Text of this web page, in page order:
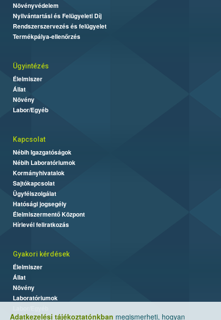
Adatkezelési tájékoztatónkban megismerheti, hogyan
Növényvédelem
Nyilvántartási és Felügyeleti Díj
Rendszerszervezés és felügyelet
Termékpálya-ellenőrzés
Ügyintézés
Élelmiszer
Állat
Növény
Labor/Egyéb
Kapcsolat
Nébih Igazgatóságok
Nébih Laboratóriumok
Kormányhivatalok
Sajtókapcsolat
Ügyfélszolgálat
Hatósági jogsegély
Élelmiszermentő Központ
Hírlevél feliratkozás
Gyakori kérdések
Élelmiszer
Állat
Növény
Laboratóriumok